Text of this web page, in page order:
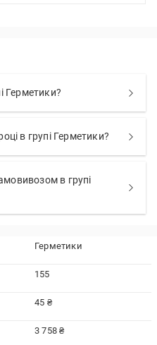
Герметики?
в групі Герметики?
в групі
Герметики
155
45 ₴
3 758 ₴